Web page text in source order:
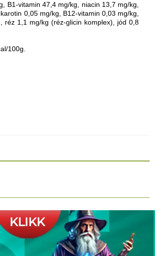
B1-vitamin 47,4 mg/kg, niacin 13,7 mg/kg,
0,05 mg/kg, B12-vitamin 0,03 mg/kg,
réz 1,1 mg/kg (réz-glicin komplex), jód 0,8
100g.